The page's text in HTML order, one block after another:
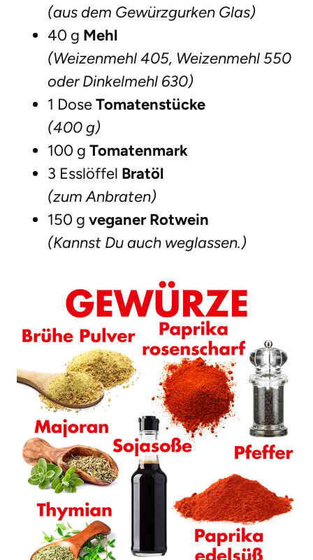
(aus dem Gewürzgurken Glas)
40 g Mehl
(Weizenmehl 405, Weizenmehl 550
oder Dinkelmehl 630)
1 DoseTomatenstücke
(400 g)
100 g Tomatenmark
3 Esslöffel Bratöl
(zum Anbraten)
150 g veganer Rotwein
(Kannst Du auch weglassen.)